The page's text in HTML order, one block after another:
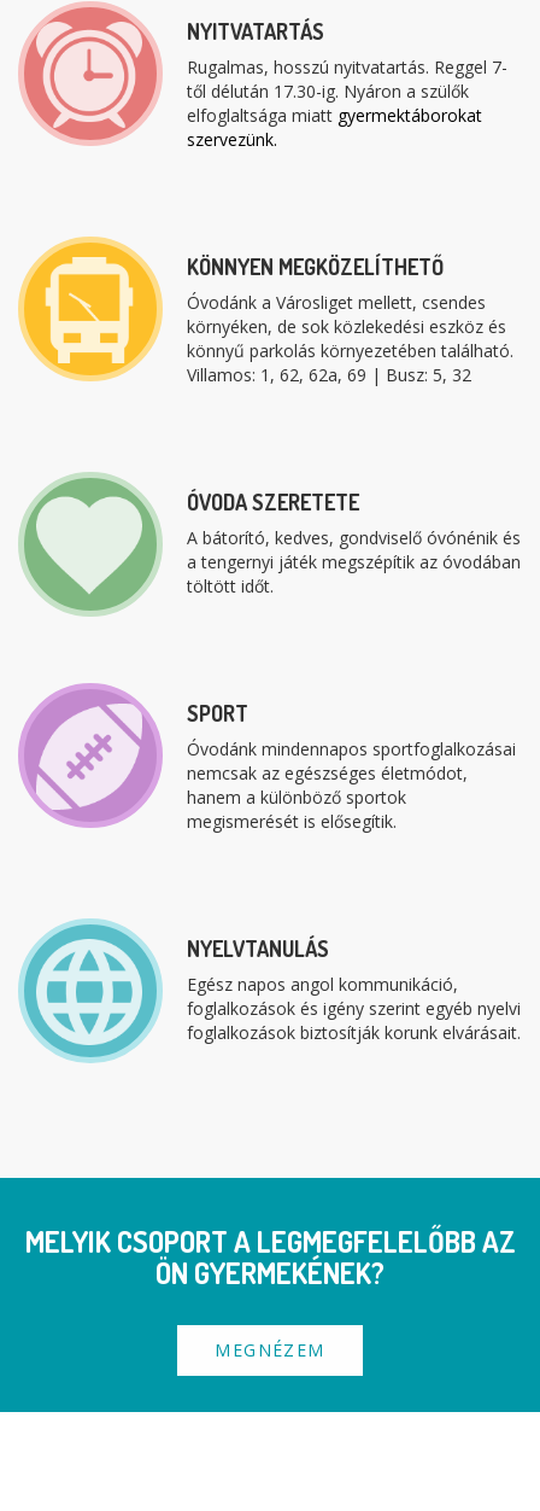
NYITVATARTÁS
Rugalmas, hosszú nyitvatartás. Reggel 7-
től délután 17.30-ig. Nyáron a szülők
elfoglaltsága miatt gyermektáborokat
szervezünk.
KÖNNYEN MEGKÖZELÍTHETŐ
Óvodánk a Városliget mellett, csendes
környéken, de sok közlekedési eszköz és
könnyű parkolás környezetében található.
Villamos: 1, 62, 62a, 69 | Busz: 5, 32
ÓVODA SZERETETE
A bátorító, kedves, gondviselő óvónénik és
a tengernyi játék megszépítik az óvodában
töltött időt.
SPORT
Óvodánk mindennapos sportfoglalkozásai
nemcsak az egészséges életmódot,
hanem a különböző sportok
megismerését is elősegítik.
NYELVTANULÁS
Egész napos angol kommunikáció,
foglalkozások és igény szerint egyéb nyelvi
foglalkozások biztosítják korunk elvárásait.
MELYIK CSOPORT A LEGMEGFELELŐBB AZ
ÖN GYERMEKÉNEK?
MEGNÉZEM